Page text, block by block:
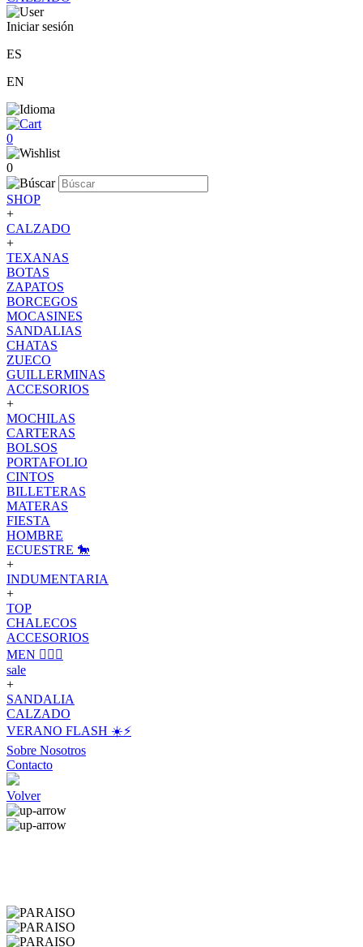
Iniciar sesión
ES
EN
0
0
SHOP
+
CALZADO
+
TEXANAS
BOTAS
ZAPATOS
BORCEGOS
MOCASINES
SANDALIAS
CHATAS
ZUECO
GUILLERMINAS
ACCESORIOS
+
MOCHILAS
CARTERAS
BOLSOS
PORTAFOLIO
CINTOS
BILLETERAS
MATERAS
FIESTA
HOMBRE
ECUESTRE 🐎
+
INDUMENTARIA
+
TOP
CHALECOS
ACCESORIOS
MEN 🙋🏽‍♂️
sale
+
SANDALIA
CALZADO
VERANO FLASH ☀️⚡️
Sobre Nosotros
Contacto
Volver